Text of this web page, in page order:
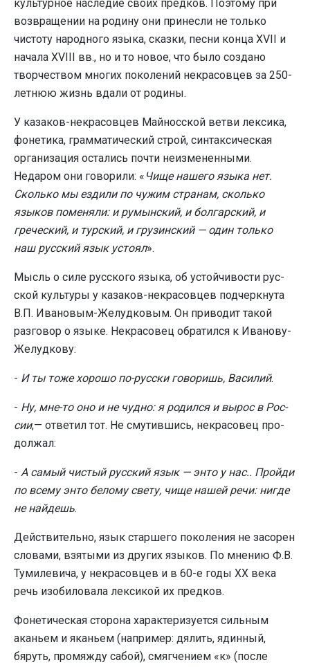
культурное наследие своих предков. Поэтому при
возвращении на родину они при­несли не только
чистоту народного языка, сказки, пес­ни конца XVII и
начала XVIII вв., но и то новое, что было создано
творчеством многих поколений некрасовцев за 250-
летнюю жизнь вдали от родины.
У казаков-некрасовцев Майносской ветви лексика,
фонетика, грамматический строй, синтаксическая
орга­низация остались почти неизмененными.
Недаром они говорили: « Чище нашего язы­ка нет.
Сколько мы ездили по чужим странам, сколько
языков поменяли: и румынский, и болгарский, и
грече­ский, и турский, и грузинский — один только
наш рус­ский язык устоял».
Мысль о силе русского языка, об устойчивости рус­
ской культуры у казаков-некрасовцев подчеркнута
В.П. Ивановым-Желудковым. Он приводит такой
разговор о языке. Некрасовец обратился к Иванову-
Желудкову:
- И ты тоже хорошо по-русски говоришь, Василий.
- Ну, мне-то оно и не чудно: я родился и вырос в Рос­
сии,— ответил тот. Не смутившись, некрасовец про­
должал:
- А самый чистый русский язык — энто у нас.. Пройди
по всему энто белому свету, чище нашей речи: нигде
не найдешь.
Действительно, язык старшего поколения не засорен
словами, взятыми из других языков. По мнению Ф.В.
Тумилевича, у некрасовцев и в 60-е годы ХХ века
речь изобиловала лексикой их предков.
Фонетическая сторона характеризуется сильным
аканьем и яканьем (например: дялить, ядинный,
бяруть, промяжду сабой), смягчением «к» (после